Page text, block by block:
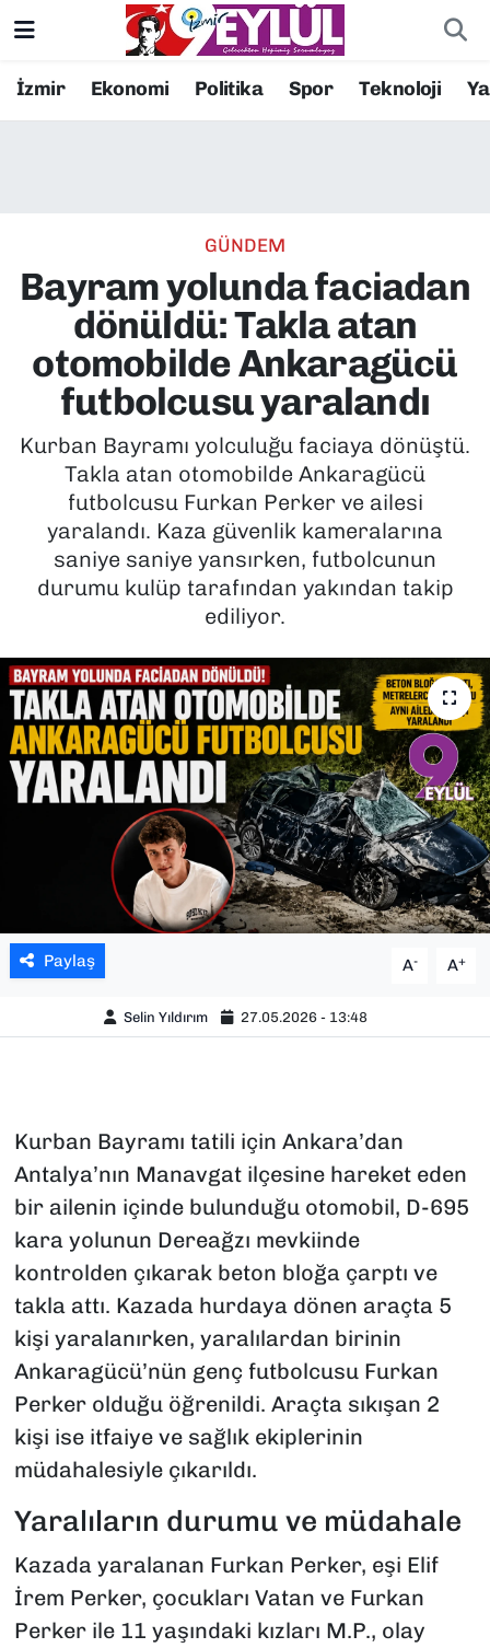
İzmir Ekonomi Politika Spor Teknoloji
GÜNDEM
Bayram yolunda faciadan
dönüldü: Takla atan
otomobilde Ankaragücü
futbolcusu yaralandı
Kurban Bayramı yolculuğu faciaya dönüştü.
Takla atan otomobilde Ankaragücü
futbolcusu Furkan Perker ve ailesi
yaralandı. Kaza güvenlik kameralarına
saniye saniye yansırken, futbolcunun
durumu kulüp tarafından yakından takip
ediliyor.
Paylaş A- A+
Selin Yıldırım 27.05.2026 - 13:48
Kurban Bayramı tatili için Ankara’dan
Antalya’nın Manavgat ilçesine hareket eden
bir ailenin içinde bulunduğu otomobil, D-695
kara yolunun Dereağzı mevkiinde
kontrolden çıkarak beton bloğa çarptı ve
takla attı. Kazada hurdaya dönen araçta 5
kişi yaralanırken, yaralılardan birinin
Ankaragücü’nün genç futbolcusu Furkan
Perker olduğu öğrenildi. Araçta sıkışan 2
kişi ise itfaiye ve sağlık ekiplerinin
müdahalesiyle çıkarıldı.
Yaralıların durumu ve müdahale
Kazada yaralanan Furkan Perker, eşi Elif
İrem Perker, çocukları Vatan ve Furkan
Perker ile 11 yaşındaki kızları M.P., olay
Resmi İlanlar
EKONOMİ
KÜLTÜR SANAT
MAGAZİN
POLİTİKA
SAĞLIK
SPOR
YAŞAM
YEREL YÖNETİMLER
Konak Nöbetçi Eczaneler
Süper Lig Puan Durumu ve Fikstür
Tüm Manşetler
Son Dakika Haberleri
Haber Arşivi